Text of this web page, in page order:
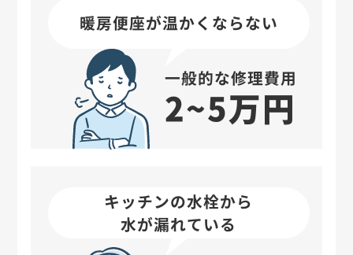
暖房便座が温かくならない
一般的な修理費用
2~5万円
キッチンの水栓から
水が漏れている